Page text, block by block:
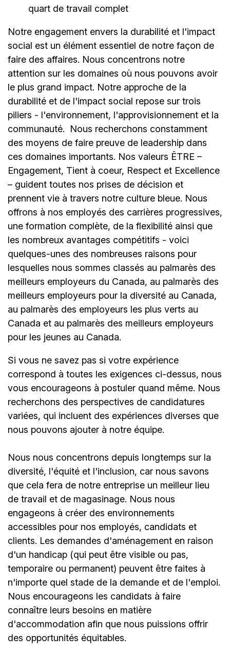
quart de travail complet
Notre engagement envers la durabilité et l'impact
social est un élément essentiel de notre façon de
faire des affaires. Nous concentrons notre
attention sur les domaines où nous pouvons avoir
le plus grand impact. Notre approche de la
durabilité et de l'impact social repose sur trois
piliers - l'environnement, l'approvisionnement et la
communauté.
Nous recherchons constamment
des moyens de faire preuve de leadership dans
ces domaines importants. Nos valeurs ÊTRE –
Engagement, Tient à coeur, Respect et Excellence
– guident toutes nos prises de décision et
prennent vie à travers notre culture bleue. Nous
offrons à nos employés des carrières progressives,
une formation complète, de la flexibilité ainsi que
les nombreux avantages compétitifs - voici
quelques-unes des nombreuses raisons pour
lesquelles nous sommes classés au palmarès des
meilleurs employeurs du Canada, au palmarès des
meilleurs employeurs pour la diversité au Canada,
au palmarès des employeurs les plus verts au
Canada et au palmarès des meilleurs employeurs
pour les jeunes au Canada.
Si vous ne savez pas si votre expérience
correspond à toutes les exigences ci-dessus, nous
vous encourageons à postuler quand même. Nous
recherchons des perspectives de candidatures
variées, qui incluent des expériences diverses que
nous pouvons ajouter à notre équipe.
Nous nous concentrons depuis longtemps sur la
diversité, l'équité et l'inclusion, car nous savons
que cela fera de notre entreprise un meilleur lieu
de travail et de magasinage. Nous nous
engageons à créer des environnements
accessibles pour nos employés, candidats et
clients. Les demandes d'aménagement en raison
d'un handicap (qui peut être visible ou pas,
temporaire ou permanent) peuvent être faites à
n'importe quel stade de la demande et de l'emploi.
Nous encourageons les candidats à faire
connaître leurs besoins en matière
d'accommodation afin que nous puissions offrir
des opportunités équitables.